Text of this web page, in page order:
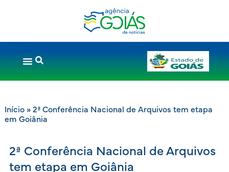
Início» 2ª Conferência Nacional de Arquivos tem etapa
em Goiânia
2ª Conferência Nacional de Arquivos
tem etapa em Goiânia